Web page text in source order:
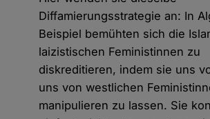
Diffamierungsstrategie an: In
Beispiel bemühten sich die
laizistischen Feministinnen zu
diskreditieren, indem sie uns
uns von westlichen
manipulieren zu lassen. Sie